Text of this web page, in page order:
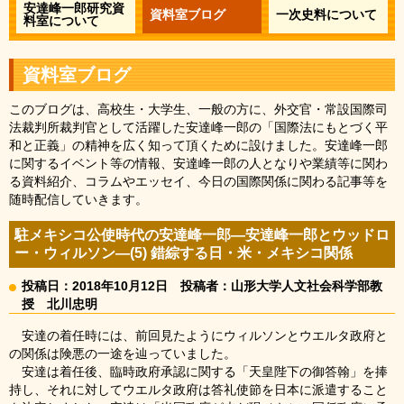
安達峰一郎研究資
料室について
資料室ブログ 一次史料について
資料室ブログ
このブログは、高校生・大学生、一般の方に、外交官・常設国際司
法裁判所裁判官として活躍した安達峰一郎の「国際法にもとづく平
和と正義」の精神を広く知って頂くために設けました。安達峰一郎
に関するイベント等の情報、安達峰一郎の人となりや業績等に関わ
る資料紹介、コラムやエッセイ、今日の国際関係に関わる記事等を
随時配信していきます。
駐メキシコ公使時代の安達峰一郎―安達峰一郎とウッドロ
ー・ウィルソン―(5) 錯綜する日・米・メキシコ関係
投稿日：2018年10月12日
投稿者：山形大学人文社会科学部教
授 北川忠明
安達の着任時には、前回見たようにウィルソンとウエルタ政府と
の関係は険悪の一途を辿っていました。
安達は着任後、臨時政府承認に関する「天皇陛下の御答翰」を捧
持し、それに対してウエルタ政府は答礼使節を日本に派遣すること